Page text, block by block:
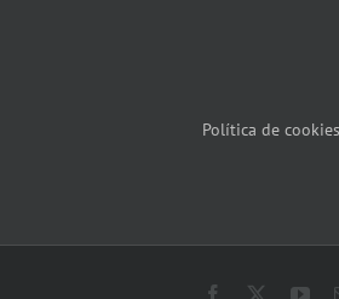
Política de cookies
Facebook